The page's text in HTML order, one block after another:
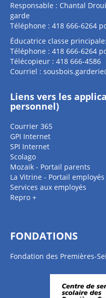
Responsable : Chantal
garde
Téléphone : 418 666-6264
Éducatrice classe
Téléphone : 418 666-6264
Télécopieur : 418 666-4586
Courriel :
Liens vers les
personnel)
Courrier 365
GPI Internet
SPI Internet
Scolago
Mozaik - Portail parents
La Vitrine - Portail employés
Services aux employés
Repro +
FONDATIONS
Fondation des Premières-